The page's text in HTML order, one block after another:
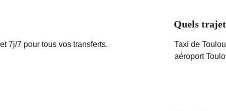
7j/7 pour tous vos transferts.
Quels
Taxi de
aéroport